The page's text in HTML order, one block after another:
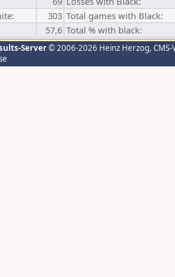
303 Total games with Black:
57,6 Total % with black:
Server© 2006-2026 Heinz Herzog,